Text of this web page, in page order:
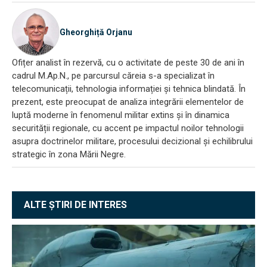
Gheorghiță Orjanu
Ofițer analist în rezervă, cu o activitate de peste 30 de ani în
cadrul M.Ap.N., pe parcursul căreia s-a specializat în
telecomunicații, tehnologia informației și tehnica blindată. În
prezent, este preocupat de analiza integrării elementelor de
luptă moderne în fenomenul militar extins și în dinamica
securității regionale, cu accent pe impactul noilor tehnologii
asupra doctrinelor militare, procesului decizional și echilibrului
strategic în zona Mării Negre.
ALTE ȘTIRI DE INTERES